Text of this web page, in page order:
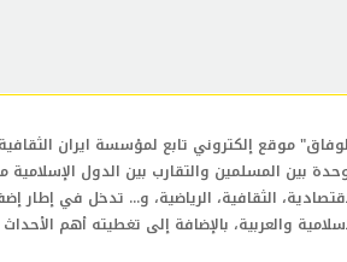
موقع إلكتروني تابع لمؤسسة ايران
بين المسلمين والتقارب بين الدول
الثقافية، الرياضية، و... تدخل في إطار
والعربية، بالإضافة إلى تغطيته أهم